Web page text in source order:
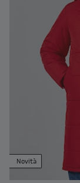
Novità